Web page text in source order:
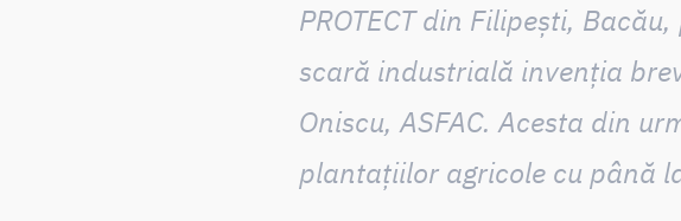
PROTECT din Filipești, Bacău,
scară industrială invenția
Oniscu, ASFAC. Acesta din
plantațiilor agricole cu până